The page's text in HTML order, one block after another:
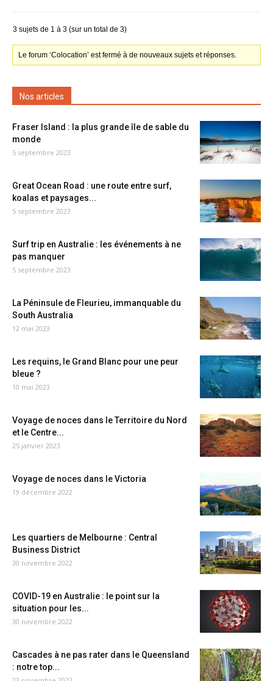
3 sujets de 1 à 3 (sur un total de 3)
Le forum ‘Colocation’ est fermé à de nouveaux sujets et réponses.
Nos articles
Fraser Island : la plus grande île de sable du
monde
5 septembre 2023
Great Ocean Road : une route entre surf,
koalas et paysages...
5 septembre 2023
Surf trip en Australie : les événements à ne
pas manquer
5 septembre 2023
La Péninsule de Fleurieu, immanquable du
South Australia
12 mai 2023
Les requins, le Grand Blanc pour une peur
bleue ?
10 mai 2023
Voyage de noces dans le Territoire du Nord
et le Centre...
25 janvier 2023
Voyage de noces dans le Victoria
19 décembre 2022
Les quartiers de Melbourne : Central
Business District
30 novembre 2022
COVID-19 en Australie : le point sur la
situation pour les...
30 novembre 2022
Cascades à ne pas rater dans le Queensland
: notre top...